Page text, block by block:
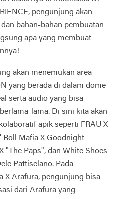
pengunjung akan
bahan-bahan pembuatan
apa yang membuat
akan menemukan area
yang berada di dalam dome
serta audio yang bisa
lama. Di sini kita akan
apik seperti FRAU X
Roll Mafia X Goodnight
"The Paps", dan White Shoes
Pattiselano. Pada
X Arafura, pengunjung bisa
dari Arafura yang